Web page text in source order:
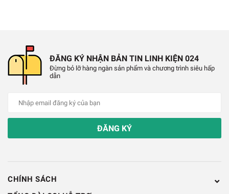
PT2272 L4 DIP-18
Chính Sách Bảo Hành:
ĐĂNG KÝ NHẬN BẢN TIN LINH KIỆN 024
Đừng bỏ lỡ hàng ngàn sản phẩm và chương trình siêu hấp
dẫn
ĐĂNG KÝ
CHÍNH SÁCH